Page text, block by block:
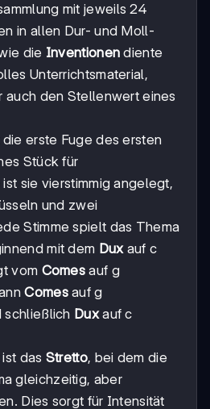
mit jeweils 24
in allen Dur- und Moll-
die Inventionen diente
Unterrichtsmaterial,
auch den Stellenwert eines
erste Fuge des ersten
Stück für
sie vierstimmig angelegt,
und zwei
Stimme spielt das Thema
mit dem Duxauf c
vom Comes auf g
Comesauf g
schließlich Duxauf c
das Stretto, bei dem die
gleichzeitig, aber
Dies sorgt für Intensität